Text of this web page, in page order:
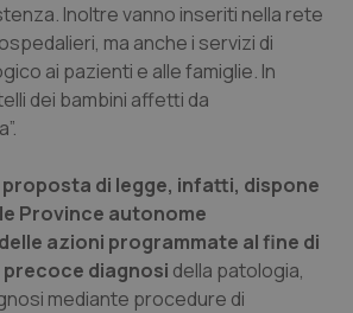
Nutrizione
Inoltre vanno inseriti nella rete
ma anche i servizi di
ai pazienti e alle famiglie. In
dei bambini affetti da
proposta di legge, infatti, dispone
Province autonome
azioni programmate al fine di
precoce diagnosi della patologia,
mediante procedure di